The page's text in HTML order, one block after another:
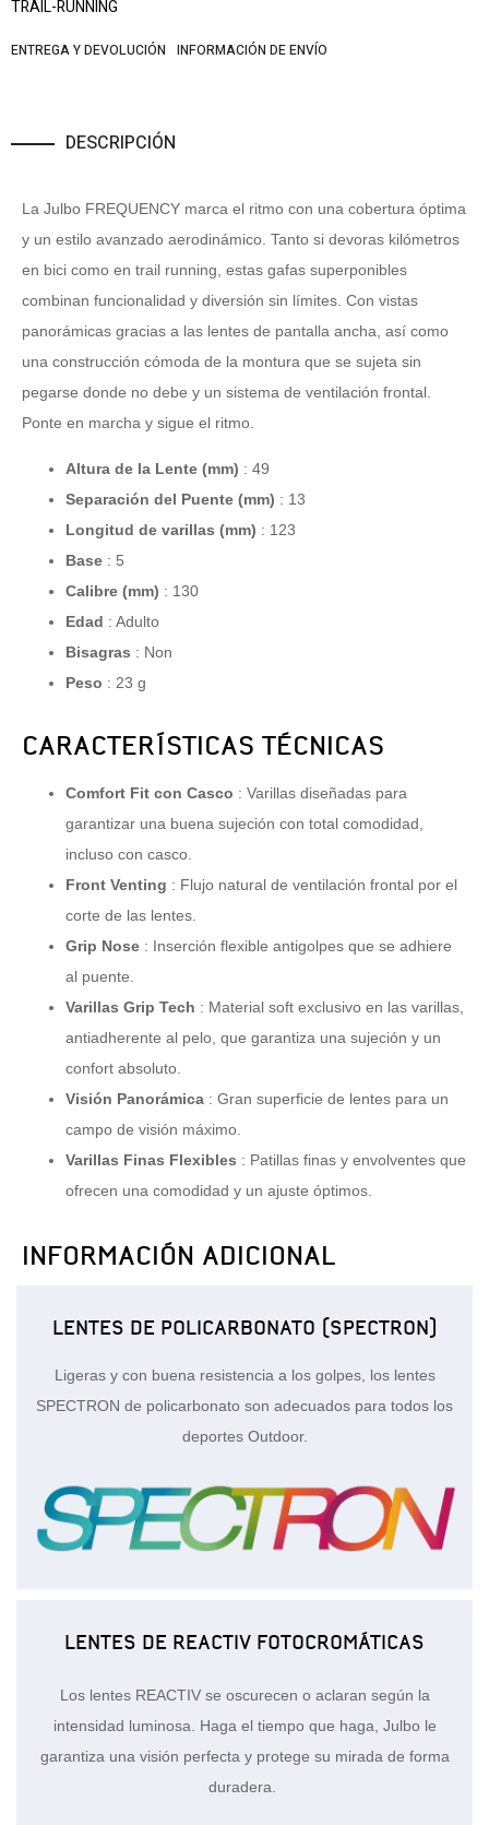
TRAIL-RUNNING
ENTREGA Y DEVOLUCIÓN INFORMACIÓN DE ENVÍO
DESCRIPCIÓN
La Julbo FREQUENCY marca el ritmo con una cobertura óptima
y un estilo avanzado aerodinámico. Tanto si devoras kilómetros
en bici como en trail running, estas gafas superponibles
combinan funcionalidad y diversión sin límites. Con vistas
panorámicas gracias a las lentes de pantalla ancha, así como
una construcción cómoda de la montura que se sujeta sin
pegarse donde no debe y un sistema de ventilación frontal.
Ponte en marcha y sigue el ritmo.
Altura de la Lente (mm) : 49
Separación del Puente (mm) : 13
Longitud de varillas (mm) : 123
Base : 5
Calibre (mm) : 130
Edad : Adulto
Bisagras : Non
Peso : 23 g
CARACTERÍSTICAS TÉCNICAS
Comfort Fit con Casco : Varillas diseñadas para
garantizar una buena sujeción con total comodidad,
incluso con casco.
Front Venting : Flujo natural de ventilación frontal por el
corte de las lentes.
Grip Nose : Inserción flexible antigolpes que se adhiere
al puente.
Varillas Grip Tech : Material soft exclusivo en las varillas,
antiadherente al pelo, que garantiza una sujeción y un
confort absoluto.
Visión Panorámica : Gran superficie de lentes para un
campo de visión máximo.
Varillas Finas Flexibles : Patillas finas y envolventes que
ofrecen una comodidad y un ajuste óptimos.
INFORMACIÓN ADICIONAL
LENTES DE POLICARBONATO (SPECTRON)
Ligeras y con buena resistencia a los golpes, los lentes
SPECTRON de policarbonato son adecuados para todos los
deportes Outdoor.
LENTES DE REACTIV FOTOCROMÁTICAS
Los lentes REACTIV se oscurecen o aclaran según la
intensidad luminosa. Haga el tiempo que haga, Julbo le
garantiza una visión perfecta y protege su mirada de forma
duradera.